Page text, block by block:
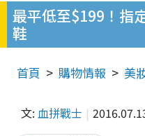
最平低至$199！指
鞋
首頁 購物情報 美
文: 血拼戰士